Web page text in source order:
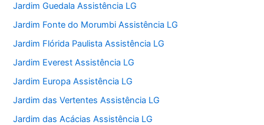
Jardim Guedala Assistência LG
Jardim Fonte do Morumbi Assistência LG
Jardim Flórida Paulista Assistência LG
Jardim Everest Assistência LG
Jardim Europa Assistência LG
Jardim das Vertentes Assistência LG
Jardim das Acácias Assistência LG